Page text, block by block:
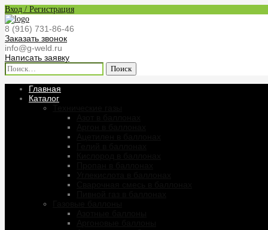
Вход / Регистрация
8 (916) 731-86-46
Заказать звонок
info@g-weld.ru
Написать заявку
Найти:
Главная
Каталог